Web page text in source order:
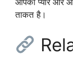
ताकत है।